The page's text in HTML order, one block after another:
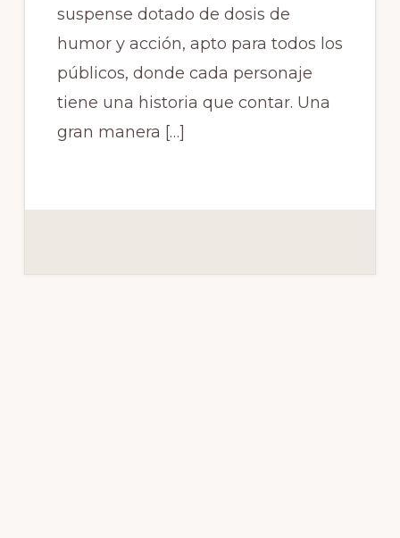
suspense dotado de dosis de
humor y acción, apto para todos los
públicos, donde cada personaje
tiene una historia que contar. Una
gran manera […]